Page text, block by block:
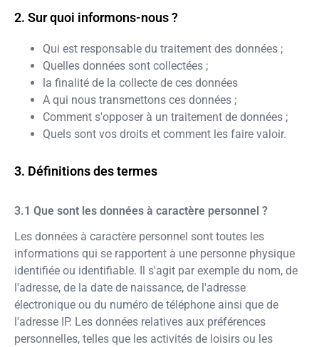
Sur quoi informons-nous ?
Qui est responsable du traitement des données ;
Quelles données sont collectées ;
la finalité de la collecte de ces données
A qui nous transmettons ces données ;
Comment s'opposer à un traitement de données ;
Quels sont vos droits et comment les faire valoir.
Définitions des termes
Que sont les données à caractère personnel ?
Les données à caractère personnel sont toutes les
informations qui se rapportent à une personne physique
identifiée ou identifiable. Il s'agit par exemple du nom, de
l'adresse, de la date de naissance, de l'adresse
électronique ou du numéro de téléphone ainsi que de
l'adresse IP. Les données relatives aux préférences
personnelles, telles que les activités de loisirs ou les